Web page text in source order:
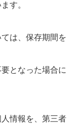
す。
は、保存期間を
となった場合に
情報を、第三者